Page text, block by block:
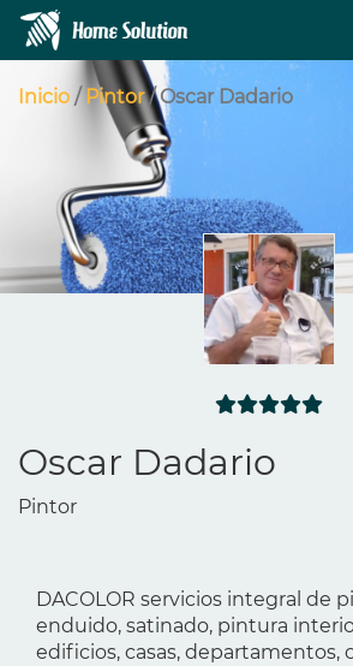
Inicio / Pintor/ Oscar Dadario
Oscar Dadario
Pintor
DACOLOR servicios integral de
enduido, satinado, pintura
edificios, casas, departamentos,